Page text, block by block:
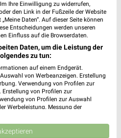
& Angebote App
griffbereit – mit der kostenlosen
iOS & Android.
Ihre Einwilligung zu widerrufen,
den Link in der Fußzeile der Website
Daten“. Auf dieser Seite können
Entscheidungen werden unseren
Einfluss auf die Browserdaten.
Daten, um die Leistung der
zu tun:
auf einem Endgerät.
von Werbeanzeigen. Erstellung
Verwendung von Profilen zur
Erstellung von Profilen zur
von Profilen zur Auswahl
Werbeleistung. Messung der
Quellen. Entwicklung und
reduzierter Daten zur Auswahl